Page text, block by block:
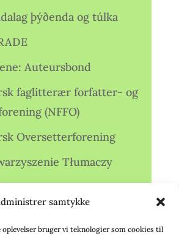
samtykke
oplevelser bruger vi teknologier som cookies til
þýðenda og túlka
Auteursbond
faglitterær forfatter- og
(NFFO)
Oversetterforening
Tłumaczy
Translators
(TA)